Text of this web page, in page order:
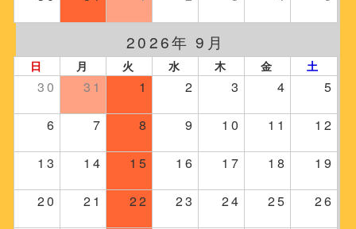
2026年 9月
日 月 火 水 木 金 土
30 31 1 2 3 4 5
6 7 8 9 10 11 12
13 14 15 16 17 18 19
20 21 22 23 24 25 26